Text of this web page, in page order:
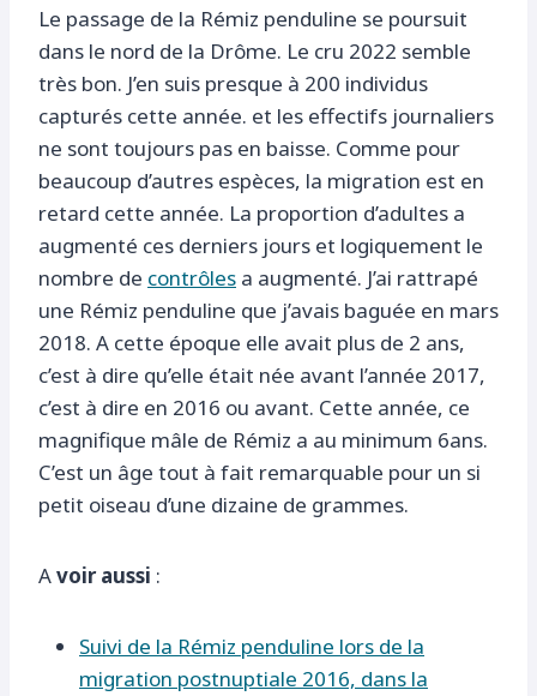
Le passage de la Rémiz penduline se poursuit
dans le nord de la Drôme. Le cru 2022 semble
très bon. J’en suis presque à 200 individus
capturés cette année. et les effectifs journaliers
ne sont toujours pas en baisse. Comme pour
beaucoup d’autres espèces, la migration est en
retard cette année. La proportion d’adultes a
augmenté ces derniers jours et logiquement le
nombre de contrôles a augmenté. J’ai rattrapé
une Rémiz penduline que j’avais baguée en mars
2018. A cette époque elle avait plus de 2 ans,
c’est à dire qu’elle était née avant l’année 2017,
c’est à dire en 2016 ou avant. Cette année, ce
magnifique mâle de Rémiz a au minimum 6ans.
C’est un âge tout à fait remarquable pour un si
petit oiseau d’une dizaine de grammes.
Avoir aussi :
Suivi de la Rémiz penduline lors de la
migration postnuptiale 2016, dans la